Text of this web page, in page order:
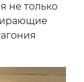
не только